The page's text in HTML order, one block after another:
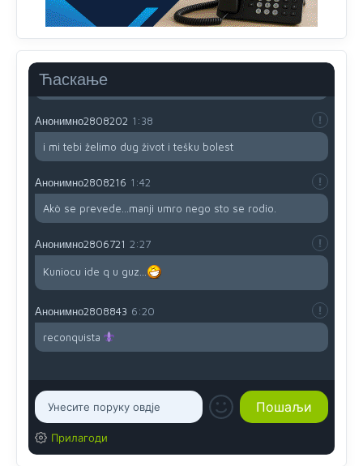
Ћаскање
Анонимно2806721
12:45
da brani? A imamo vojsku Kosova kojoj želimo svako
dobro i da se što bolje opreme
Анонимно2808202 1:38
i mi tebi želimo dug život i tešku bolest
Анонимно2808216 1:42
Akò se prevede...manji umro nego sto se rodio.
Анонимно2806721 2:27
Kuniocu ide q u guz...
Анонимно2808843 6:20
reconquista
Прилагоди